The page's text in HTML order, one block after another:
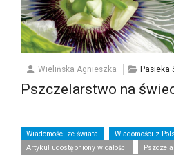
Wielińska Agnieszka Pasieka
Pszczelarstwo na
Wiadomości ze świata Wiadomości z
Artykuł udostępniony w całości